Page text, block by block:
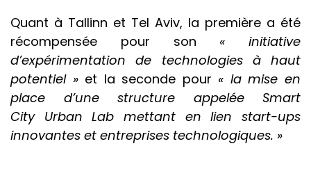
Quant à Tallinn et Tel Aviv, la première a été
récompensée pour son « initiative
d’expérimentation de technologies à haut
potentiel » et la seconde pour « la mise en
place d’une structure appelée Smart
City Urban Lab mettant en lien start-ups
innovantes et entreprises technologiques. »